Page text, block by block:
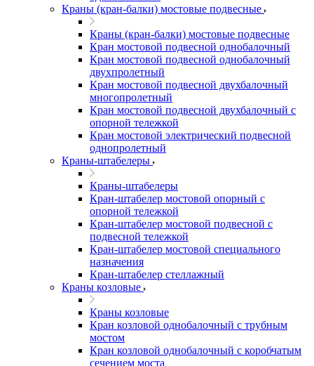
Краны (кран-балки) мостовые подвесные
Краны (кран-балки) мостовые подвесные
Кран мостовой подвесной однобалочный
Кран мостовой подвесной однобалочный
двухпролетный
Кран мостовой подвесной двухбалочный
многопролетный
Кран мостовой подвесной двухбалочный с
опорной тележкой
Кран мостовой электрический подвесной
однопролетный
Краны-штабелеры
Краны-штабелеры
Кран-штабелер мостовой опорный с
опорной тележкой
Кран-штабелер мостовой подвесной с
подвесной тележкой
Кран-штабелер мостовой специального
назначения
Кран-штабелер стеллажный
Краны козловые
Краны козловые
Кран козловой однобалочный с трубным
мостом
Кран козловой однобалочный с коробчатым
сечением моста